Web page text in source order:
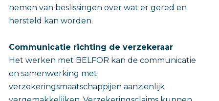
nemen van beslissingen over wat er gered en
hersteld kan worden.
Communicatie richting de verzekeraar
Het werken met BELFOR kan de communicatie
en samenwerking met
verzekeringsmaatschappijen aanzienlijk